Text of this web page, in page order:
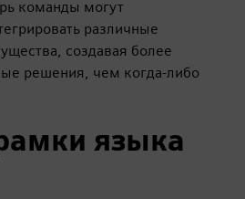
команды могут
различные
создавая более
решения, чем когда-либо
языка